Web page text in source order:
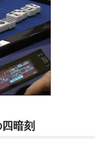
暗刻